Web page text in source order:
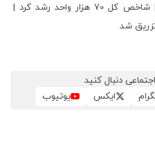
سبزپوشی بورس در آغاز هفته | شاخص کل 70 هزار واحد رشد کرد |
دنبال کنید
ایکس یوتیوب